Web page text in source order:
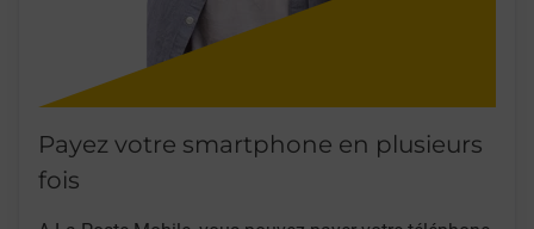
Payez votre smartphone en plusieurs
fois